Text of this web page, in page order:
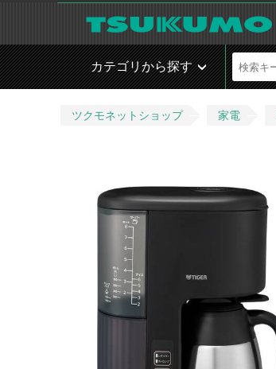
カテゴリから探す
ツクモネットショップ 家電